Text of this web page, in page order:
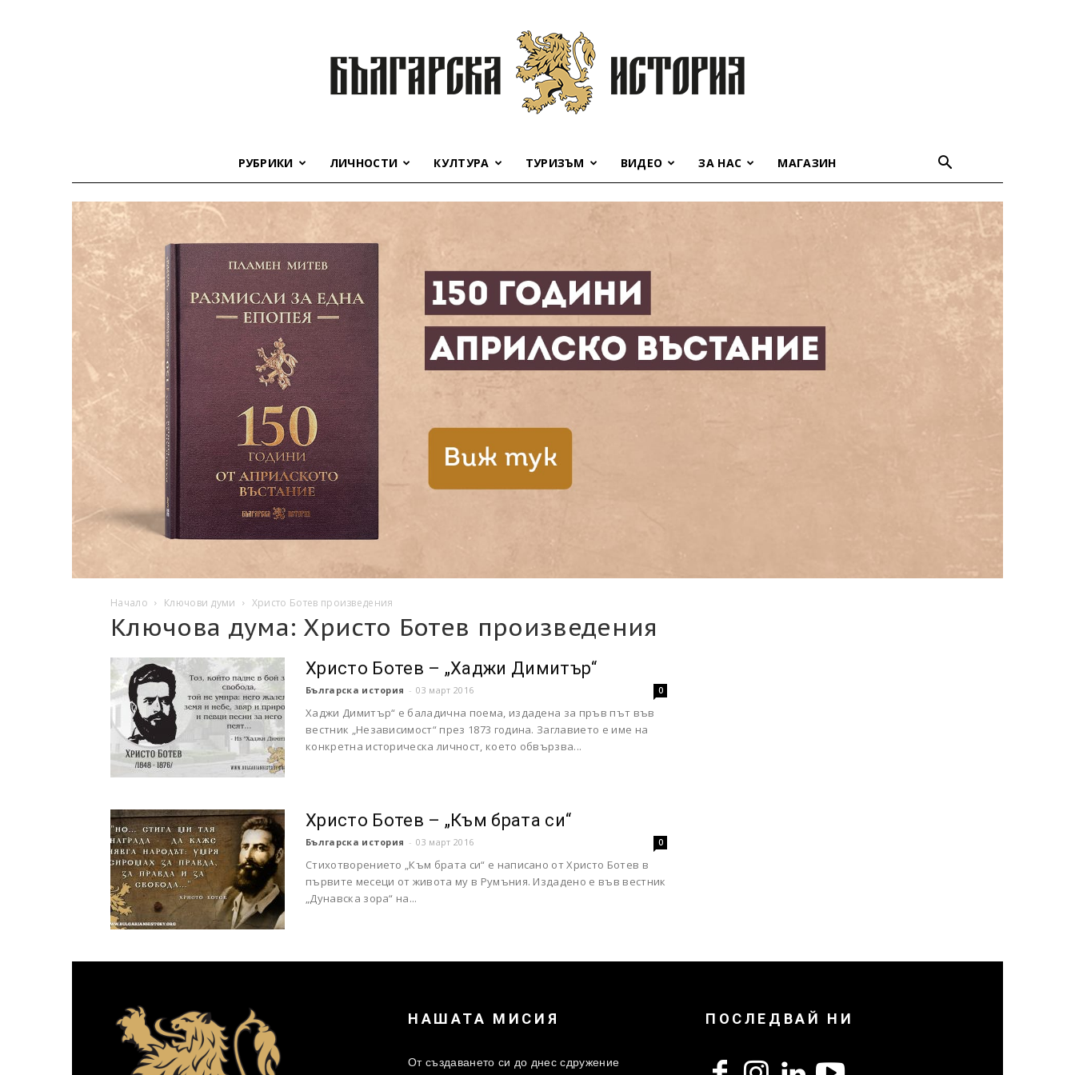
история
РУБРИКИ ЛИЧНОСТИ КУЛТУРА ТУРИЗЪМ ВИДЕО ЗА НАС МАГАЗИН
Начало Ключови думи Христо Ботев произведения
Ключова дума: Христо Ботев произведения
Христо Ботев – „Хаджи Димитър“
Българска история - 03 март 2016 0
Хаджи Димитър“ е баладична поема, издадена за пръв път във
вестник „Независимост“ през 1873 година. Заглавието е име на
конкретна историческа личност, което обвързва...
Христо Ботев – „Към брата си“
Българска история - 03 март 2016 0
Стихотворението „Към брата си“ е написано от Христо Ботев в
първите месеци от живота му в Румъния. Издадено е във вестник
„Дунавска зора“ на...
НАШАТА МИСИЯ
От създаването си до днес сдружение
ПОСЛЕДВАЙ НИ